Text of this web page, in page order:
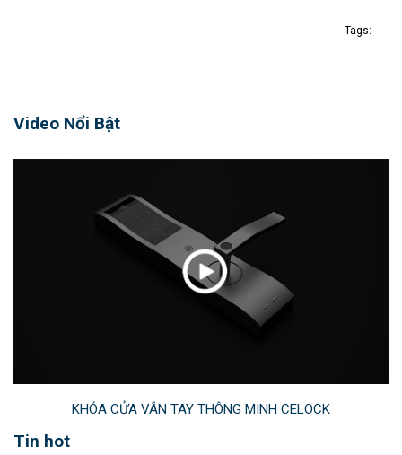
Tags:
Video Nổi Bật
KHÓA CỬA VÂN TAY THÔNG MINH CELOCK
Tin hot